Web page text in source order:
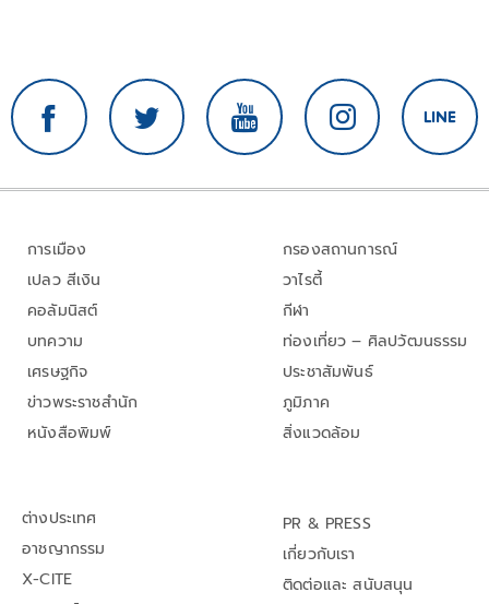
การเมือง
เปลว สีเงิน
คอลัมนิสต์
บทความ
เศรษฐกิจ
ข่าวพระราชสำนัก
หนังสือพิมพ์
กรองสถานการณ์
วาไรตี้
กีฬา
ท่องเที่ยว – ศิลปวัฒนธรรม
ประชาสัมพันธ์
ภูมิภาค
สิ่งแวดล้อม
ต่างประเทศ
อาชญากรรม
X-CITE
PR & PRESS
เกี่ยวกับเรา
ติดต่อและ สนับสนุน